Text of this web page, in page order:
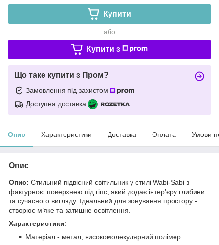
Купити
або
Купити з
Що таке купити з Пром?
Замовлення під захистом
Доступна доставка
Опис Характеристики Доставка Оплата Умови
Опис
Опис: Стильний підвісний світильник у стилі Wabi-Sabi з
фактурною поверхнею під гіпс, який додає інтер’єру глибини
та сучасного вигляду. Ідеальний для зонування простору -
створює м’яке та затишне освітлення.
Характеристики:
Матеріал - метал, високомолекулярний полімер